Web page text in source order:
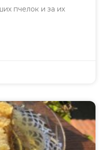
пчелок и за их